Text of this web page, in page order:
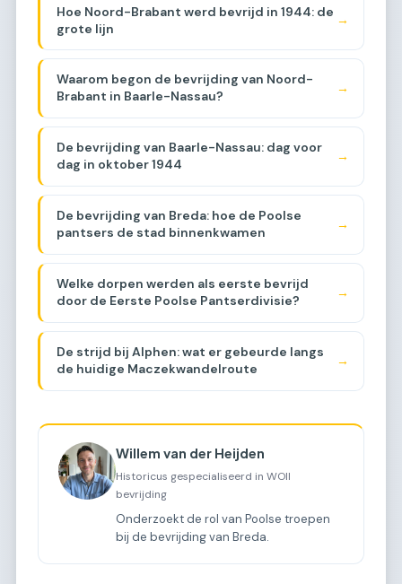
Hoe Noord-Brabant werd bevrijd in 1944: de
grote lijn
→
Waarom begon de bevrijding van Noord-
Brabant in Baarle-Nassau?
→
De bevrijding van Baarle-Nassau: dag voor
dag in oktober 1944
→
De bevrijding van Breda: hoe de Poolse
pantsers de stad binnenkwamen
→
Welke dorpen werden als eerste bevrijd
door de Eerste Poolse Pantserdivisie?
→
De strijd bij Alphen: wat er gebeurde langs
de huidige Maczekwandelroute
→
Willem van der Heijden
Historicus gespecialiseerd in WOII
bevrijding
Onderzoekt de rol van Poolse troepen
bij de bevrijding van Breda.